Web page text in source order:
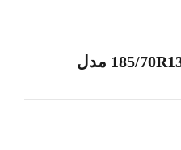
لاستیک ایران تایر سایز 185/70R13 مدل